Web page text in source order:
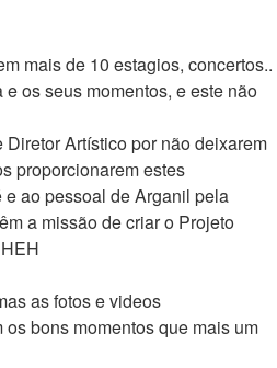
mais de 10 estagios, concertos..
os seus momentos, e este não
Artístico por não deixarem
proporcionarem estes
ao pessoal de Arganil pela
a missão de criar o Projeto
as fotos e videos
bons momentos que mais um